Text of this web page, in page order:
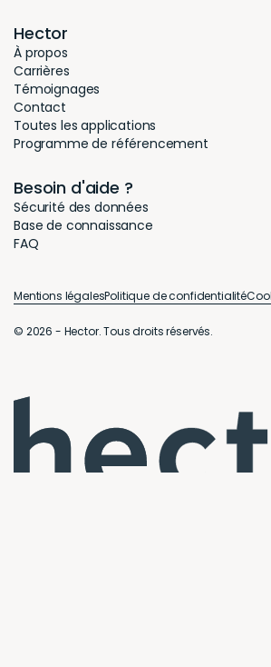
Hector
À propos
Carrières
Témoignages
Contact
Toutes les applications
Programme de référencement
Besoin d'aide ?
Sécurité des données
Base de connaissance
FAQ
© 2026 - Hector. Tous droits réservés.
Mentions légalesPolitique de confidentialité